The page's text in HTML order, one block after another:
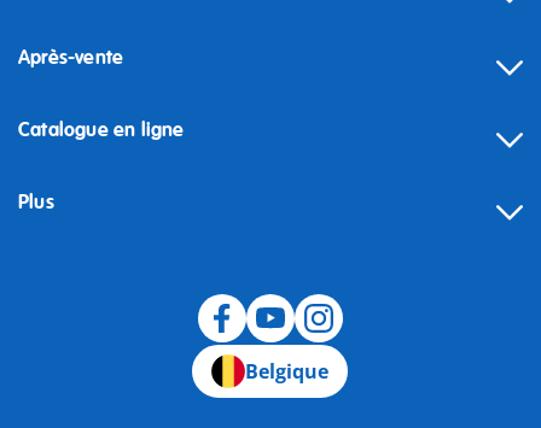
Après-vente
Catalogue en ligne
Plus
Belgique